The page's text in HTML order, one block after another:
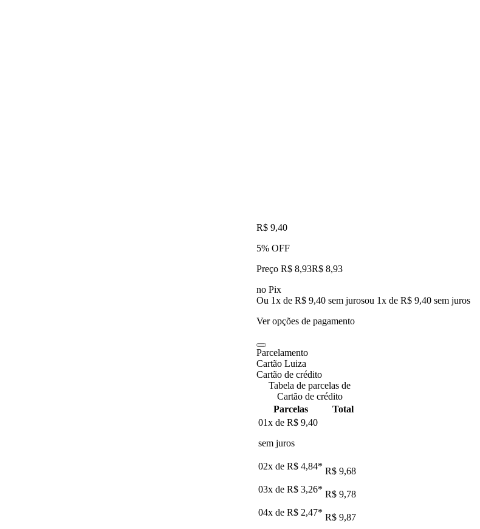
R$ 9,40
5% OFF
Preço R$ 8,93R$ 8,93
no Pix
Ou 1x de R$ 9,40 sem jurosou 1x de R$ 9,40 sem juros
Ver opções de pagamento
Parcelamento
Cartão Luiza
Cartão de crédito
Tabela de parcelas de
Cartão de crédito
Parcelas
Total
01x de R$ 9,40
sem juros
02x de R$ 4,84* R$ 9,68
03x de R$ 3,26* R$ 9,78
04x de R$ 2,47* R$ 9,87